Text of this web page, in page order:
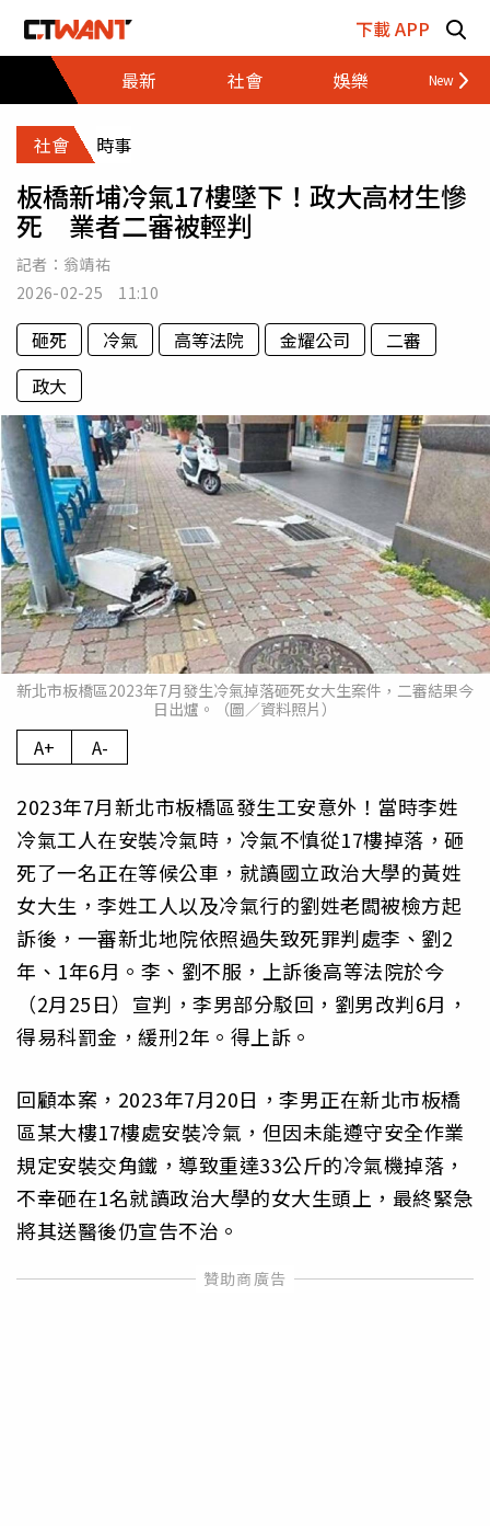
下載 APP
最新
社會 娛樂 財經
社會 時事
板橋新埔冷氣17樓墜下！政大高材生慘
死 業者二審被輕判
記者： 翁靖祐
2026-02-25 11:10
砸死 冷氣 高等法院 金耀公司
二審
政大
新北市板橋區2023年7月發生冷氣掉落砸死女大生案件，二審結果今
日出爐。（圖／資料照片）
A+ A-
2023年7月新北市板橋區發生工安意外！當時李姓
冷氣工人在安裝冷氣時，冷氣不慎從17樓掉落，砸
死了一名正在等候公車，就讀國立政治大學的黃姓
女大生，李姓工人以及冷氣行的劉姓老闆被檢方起
訴後，一審新北地院依照過失致死罪判處李、劉2
年、1年6月。李、劉不服，上訴後高等法院於今
（2月25日）宣判，李男部分駁回，劉男改判6月，
得易科罰金，緩刑2年。得上訴。
回顧本案，2023年7月20日，李男正在新北市板橋
區某大樓17樓處安裝冷氣，但因未能遵守安全作業
規定安裝交角鐵，導致重達33公斤的冷氣機掉落，
不幸砸在1名就讀政治大學的女大生頭上，最終緊急
將其送醫後仍宣告不治。